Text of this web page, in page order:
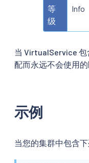
等
级
Info
当 VirtualService
配而永远不会使用
示例
当您的集群中包含